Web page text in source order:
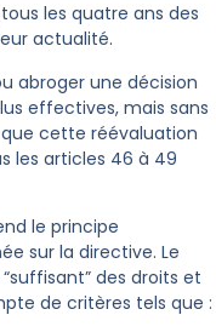
les quatre ans des
actualité.​
abroger une décision
effectives, mais sans
cette réévaluation
les articles 46 à 49
le principe
sur la directive. Le
des droits et
de critères tels que :